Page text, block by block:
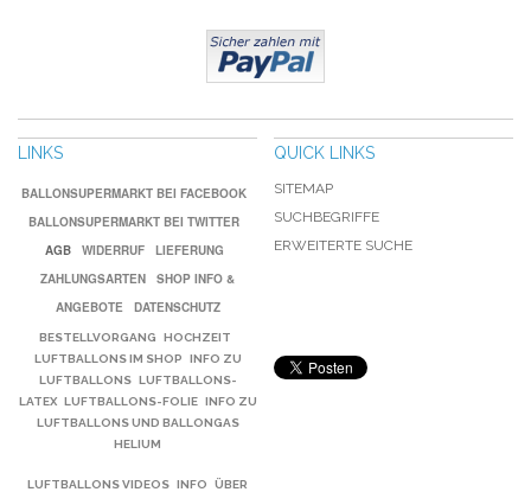
LINKS
BALLONSUPERMARKT BEI FACEBOOK
BALLONSUPERMARKT BEI TWITTER
AGB
WIDERRUF
LIEFERUNG
ZAHLUNGSARTEN
SHOP INFO &
ANGEBOTE
DATENSCHUTZ
BESTELLVORGANG
HOCHZEIT
LUFTBALLONS IM SHOP
INFO ZU
LUFTBALLONS LUFTBALLONS-
LATEX LUFTBALLONS-FOLIE INFO ZU
LUFTBALLONS UND BALLONGAS
HELIUM
LUFTBALLONS VIDEOS INFO
ÜBER
QUICK LINKS
SITEMAP
SUCHBEGRIFFE
ERWEITERTE SUCHE